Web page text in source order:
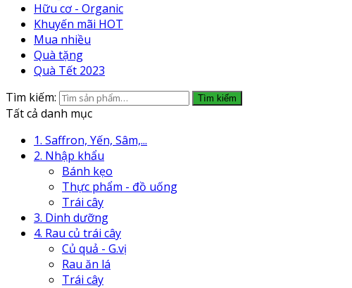
Hữu cơ - Organic
Khuyến mãi HOT
Mua nhiều
Quà tặng
Quà Tết 2023
Tìm kiếm:
Tìm kiếm
Tất cả danh mục
1. Saffron, Yến, Sâm,...
2. Nhập khẩu
Bánh kẹo
Thực phẩm - đồ uống
Trái cây
3. Dinh dưỡng
4. Rau củ trái cây
Củ quả - G.vị
Rau ăn lá
Trái cây